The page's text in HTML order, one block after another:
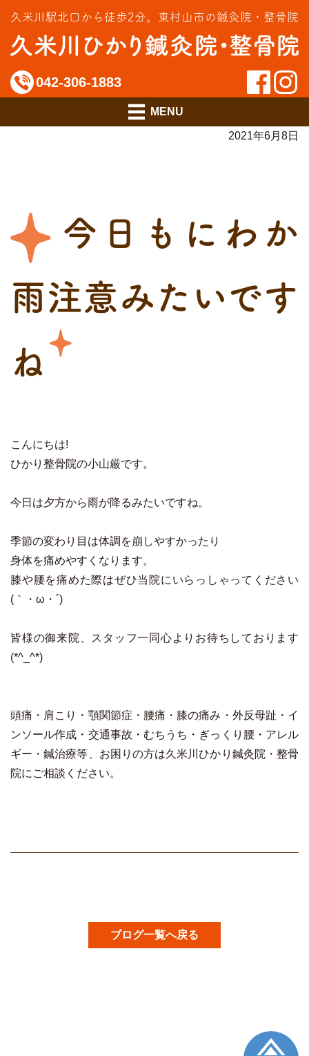
久米川駅北口から徒歩2分。 東村山市の鍼灸院・整骨院
042-306-1883
料金のご案内
アクセス
2021年6月8日
今日もにわか
雨注意みたいです
ね
こんにちは!
ひかり整骨院の小山厳です。
今日は夕方から雨が降るみたいですね。
季節の変わり目は体調を崩しやすかったり
身体を痛めやすくなります。
膝や腰を痛めた際はぜひ当院にいらっしゃってください
(｀・ω・´)
皆様の御来院、スタッフ一同心よりお待ちしております
(*^_^*)
頭痛・肩こり・顎関節症・腰痛・膝の痛み・外反母趾・イ
ンソール作成・交通事故・むちうち・ぎっくり腰・アレル
ギー・鍼治療等、お困りの方は久米川ひかり鍼灸院・整骨
院にご相談ください。
ブログ一覧へ戻る